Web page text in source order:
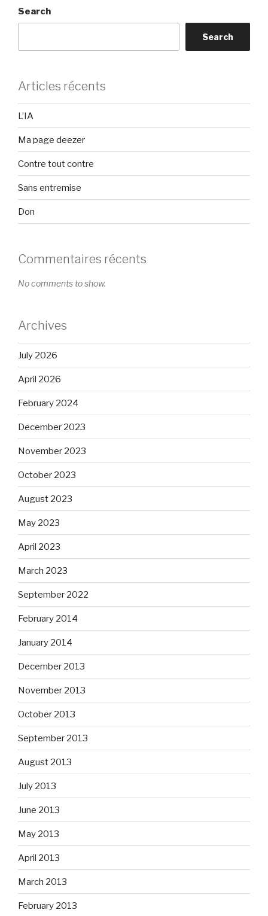
Search
Search
Articles récents
L’IA
Ma page deezer
Contre tout contre
Sans entremise
Don
Commentaires récents
No comments to show.
Archives
July 2026
April 2026
February 2024
December 2023
November 2023
October 2023
August 2023
May 2023
April 2023
March 2023
September 2022
February 2014
January 2014
December 2013
November 2013
October 2013
September 2013
August 2013
July 2013
June 2013
May 2013
April 2013
March 2013
February 2013